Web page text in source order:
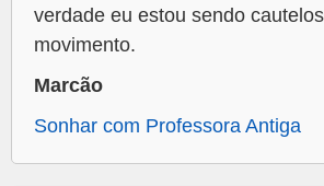
verdade eu estou sendo
movimento.
Marcão
Sonhar com Professora Antiga